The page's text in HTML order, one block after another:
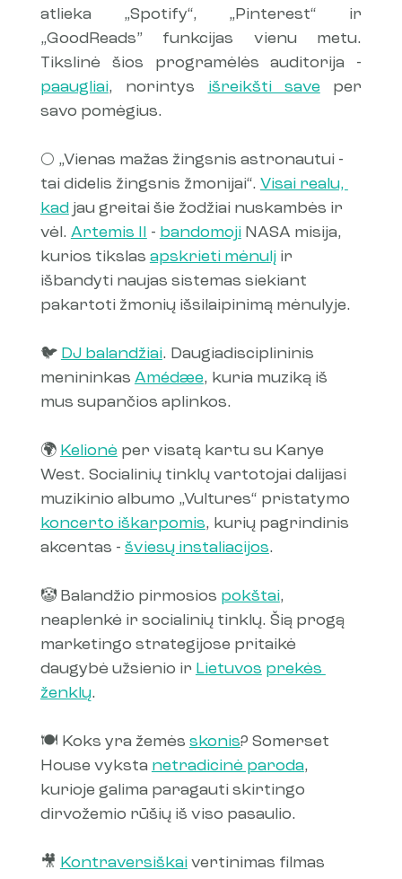
atlieka „Spotify“, „Pinterest“ ir
„GoodReads” funkcijas vienu metu.
paaugliai, norintys išreikšti save per
savo pomėgius.
🌕 „Vienas mažas žingsnis astronautui -
tai didelis žingsnis žmonijai“. Visai realu,
kad jau greitai šie žodžiai nuskambės ir
vėl. Artemis II - bandomoji NASA misija,
kurios tikslas apskrieti mėnulį ir
išbandyti naujas sistemas siekiant
pakartoti žmonių išsilaipinimą mėnulyje.
🐦 DJ balandžiai. Daugiadisciplininis
menininkas Amédæe, kuria muziką iš
mus supančios aplinkos.
🌍 Kelionė per visatą kartu su Kanye
West. Socialinių tinklų vartotojai dalijasi
muzikinio albumo „Vultures“ pristatymo
koncerto iškarpomis, kurių pagrindinis
akcentas - šviesų instaliacijos.
🤡 Balandžio pirmosios pokštai,
neaplenkė ir socialinių tinklų. Šią progą
marketingo strategijose pritaikė
daugybė užsienio ir Lietuvos prekės
ženklų.
🍽️ Koks yra žemės skonis? Somerset
House vyksta netradicinė paroda,
kurioje galima paragauti skirtingo
dirvožemio rūšių iš viso pasaulio.
🎥 Kontraversiškai vertinimas filmas